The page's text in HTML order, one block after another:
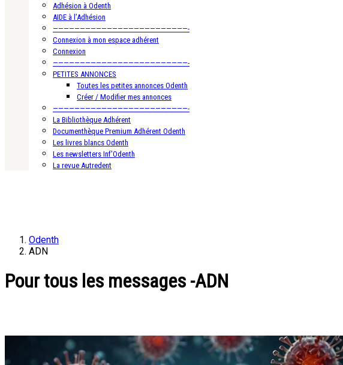
Adhésion à Odenth
AIDE à l’Adhésion
—————————————————————————-
Connexion à mon espace adhérent
Connexion
—————————————————————————-
PETITES ANNONCES
Toutes les petites annonces Odenth
Créer / Modifier mes annonces
—————————————————————————-
La Bibliothèque Adhérent
Documenthèque Premium Adhérent Odenth
Les livres blancs Odenth
Les newsletters Inf’Odenth
La revue Autredent
Odenth
ADN
Pour tous les messages -ADN